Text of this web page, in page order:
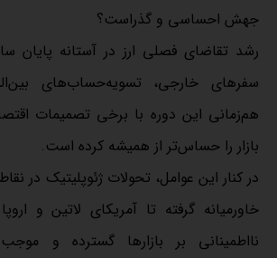
جهش احساسی و گذراست؟
رشد تقاضای فصلی ارز در آستانه پایان
سفرهای خارجی، تسویه‌حساب‌های
هم‌زمانی این دوره با برخی تصمیمات
بازار را حساس‌تر از همیشه کرده است.
در کنار این عوامل، تحولات ژئوپلیتیک در
خاورمیانه گرفته تا آمریکای لاتین و
نااطمینانی بر بازارها گسترده و